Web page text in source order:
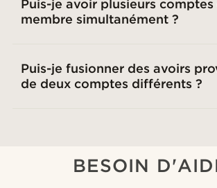
Puis-je avoir plusieurs comptes
membre simultanément ?
Puis-je fusionner des avoirs
de deux comptes différents ?
BESOIN